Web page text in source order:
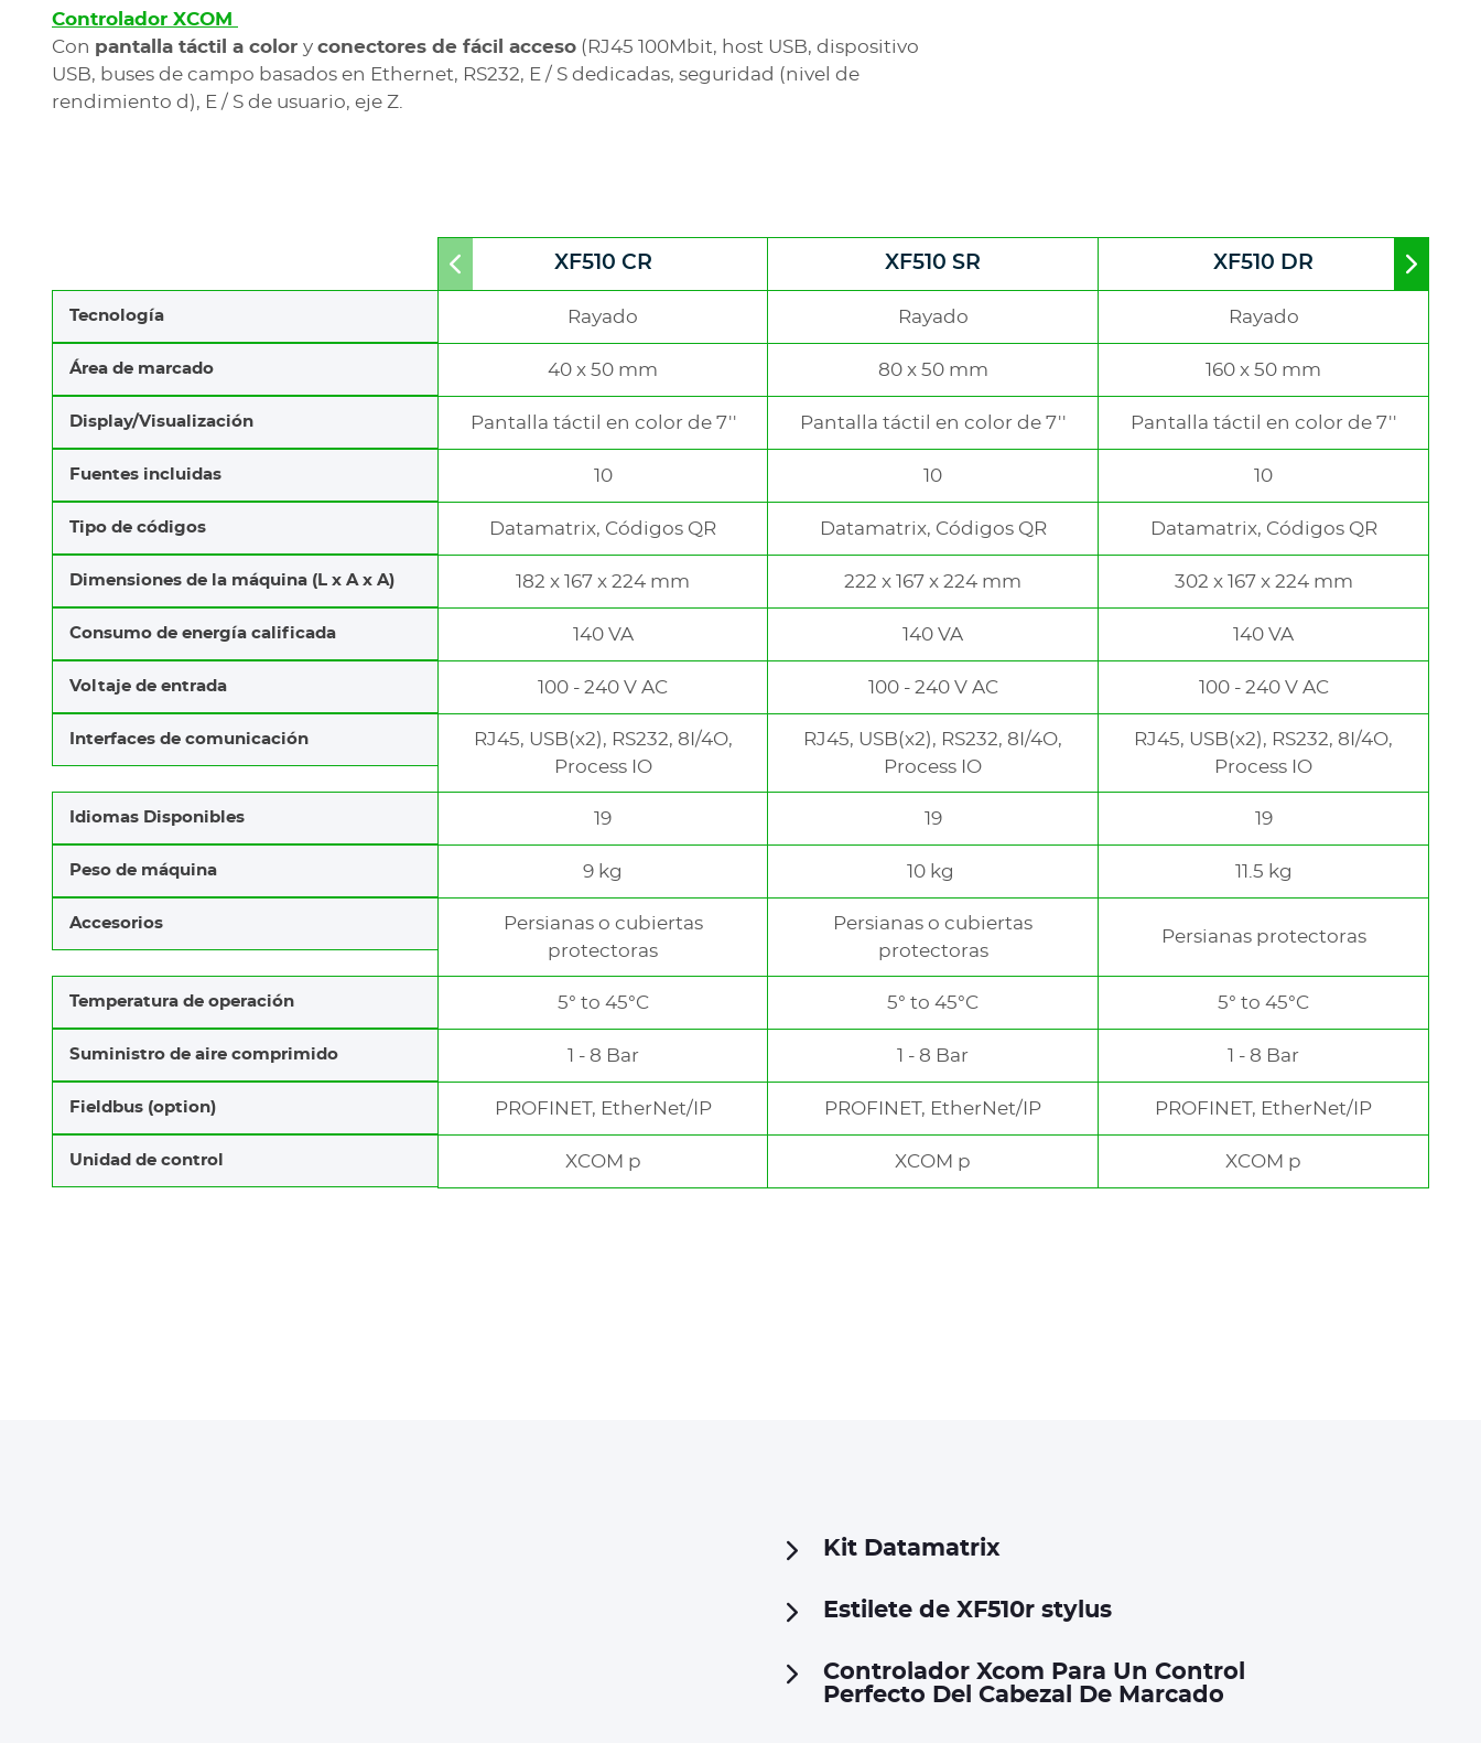
Controlador XCOM
Con pantalla táctil a color y conectores de fácil acceso (RJ45 100Mbit, host USB, dispositivo
USB, buses de campo basados en Ethernet, RS232, E / S dedicadas, seguridad (nivel de
rendimiento d), E / S de usuario, eje Z.
Move
to
Move
to
XF510 CR XF510 SR XF510 DR
Tecnología Rayado Rayado Rayado
Área de marcado 40 x 50 mm 80 x 50 mm 160 x 50 mm
Display/Visualización Pantalla táctil en color de 7'' Pantalla táctil en color de 7'' Pantalla táctil en color de 7''
Fuentes incluidas 10 10 10
Tipo de códigos Datamatrix, Códigos QR Datamatrix, Códigos QR Datamatrix, Códigos QR
Dimensiones de la máquina (L x A x A) 182 x 167 x 224 mm 222 x 167 x 224 mm 302 x 167 x 224 mm
Consumo de energía calificada 140 VA 140 VA 140 VA
Voltaje de entrada 100 - 240 V AC 100 - 240 V AC 100 - 240 V AC
Interfaces de comunicación
RJ45, USB(x2), RS232, 8I/4O,
Process IO
RJ45, USB(x2), RS232, 8I/4O,
Process IO
RJ45, USB(x2), RS232, 8I/4O,
Process IO
Idiomas Disponibles 19 19 19
Peso de máquina 9 kg 10 kg 11.5 kg
Accesorios
Persianas o cubiertas
protectoras
Persianas o cubiertas
protectoras
Persianas protectoras
Temperatura de operación 5° to 45°C 5° to 45°C 5° to 45°C
Suministro de aire comprimido 1 - 8 Bar 1 - 8 Bar 1 - 8 Bar
Fieldbus (option) PROFINET, EtherNet/IP PROFINET, EtherNet/IP PROFINET, EtherNet/IP
Unidad de control XCOM p XCOM p XCOM p
Kit Datamatrix
Estilete de XF510r stylus
Controlador Xcom Para Un Control
Perfecto Del Cabezal De Marcado